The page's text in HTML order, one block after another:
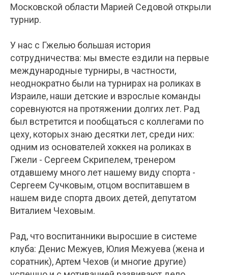
Московской области Марией Седовой открыли
турнир.
У нас с Гжелью большая история
сотрудничества: мы вместе ездили на первые
международные турниры, в частности,
неоднократно были на турнирах на роликах в
Израиле, наши детские и взрослые команды
соревнуются на протяжении долгих лет. Рад
был встретится и пообщаться с коллегами по
цеху, которых знаю десятки лет, среди них:
одним из основателей хоккея на роликах в
Гжели - Сергеем Скрипелем, тренером
отдавшему много лет нашему виду спорта -
Сергеем Сучковым, отцом воспитавшем в
нашем виде спорта двоих детей, депутатом
Виталием Чеховым.
Рад, что воспитанники выросшие в системе
клуба: Денис Межуев, Юлия Межуева (жена и
соратник), Артем Чехов (и многие другие)